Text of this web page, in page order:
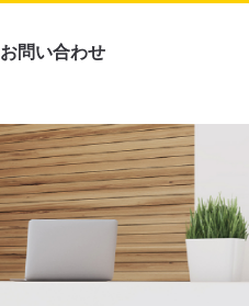
お問い合わせ